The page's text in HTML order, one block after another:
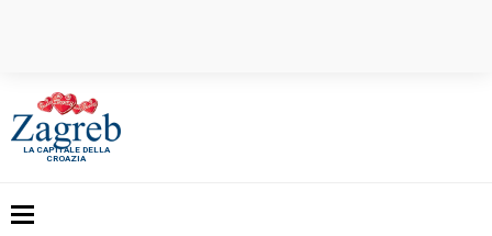
LA CAPITALE DELLA
CROAZIA